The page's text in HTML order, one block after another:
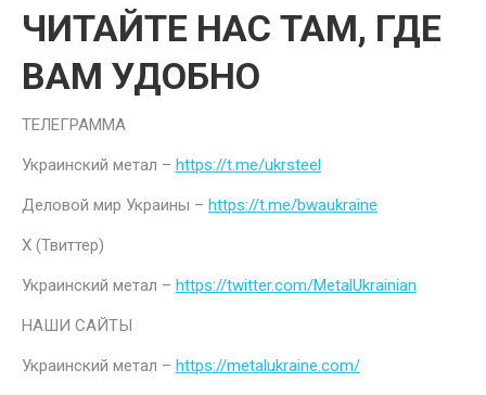
ЧИТАЙТЕ НАС ТАМ, ГДЕ
ВАМ УДОБНО
ТЕЛЕГРАММА
Украинский метал – https://t.me/ukrsteel
Деловой мир Украины – https://t.me/bwaukraine
Х (Твиттер)
Украинский метал – https://twitter.com/MetalUkrainian
НАШИ САЙТЫ
Украинский метал – https://metalukraine.com/